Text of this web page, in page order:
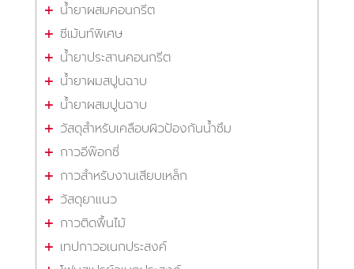
น้ำยาผสมคอนกรีต
ซีเม้นท์พิเศษ
น้ำยาประสานคอนกรีต
น้ำยาผมสปูนฉาบ
น้ำยาผสมปูนฉาบ
วัสดุสำหรับเคลือบผิวป้องกันน้ำซึม
กาวอีพ๊อกซี่
กาวสำหรับงานเสียบเหล็ก
วัสดุยาแนว
กาวติดพื้นไม้
เทปกาวอเนกประสงค์